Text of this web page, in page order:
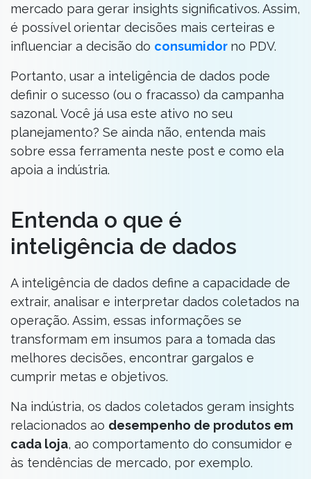
mercado para gerar insights significativos. Assim,
é possível orientar decisões mais certeiras e
influenciar a decisão do consumidor no PDV.
Portanto, usar a inteligência de dados pode
definir o sucesso (ou o fracasso) da campanha
sazonal. Você já usa este ativo no seu
planejamento? Se ainda não, entenda mais
sobre essa ferramenta neste post e como ela
apoia a indústria.
Entenda o que é
inteligência de dados
A inteligência de dados define a capacidade de
extrair, analisar e interpretar dados coletados na
operação. Assim, essas informações se
transformam em insumos para a tomada das
melhores decisões, encontrar gargalos e
cumprir metas e objetivos.
Na indústria, os dados coletados geram insights
relacionados ao desempenho de produtos em
cada loja, ao comportamento do consumidor e
às tendências de mercado, por exemplo.